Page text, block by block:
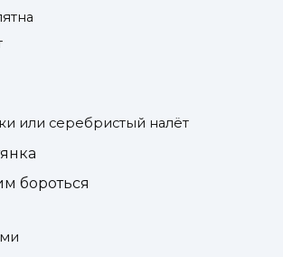
или серебристый налёт
бороться